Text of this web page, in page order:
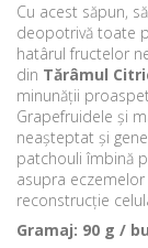
Cu acest săpun,
deopotrivă toate
hatârul fructelor
din Tărâmul
minunății
Grapefruidele și
neașteptat și
patchouli îmbină
asupra
reconstrucție
Gramaj: 90 g /